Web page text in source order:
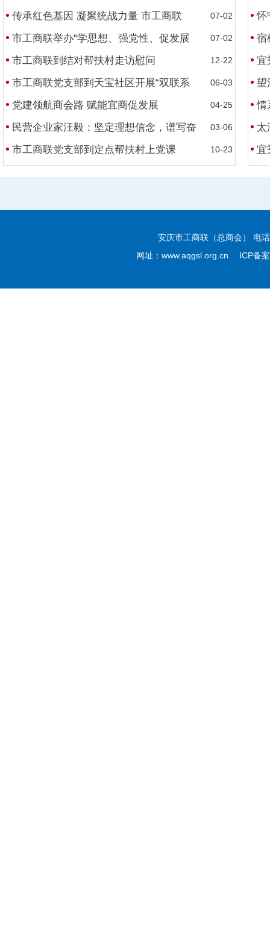
07-02
传承红色基因 凝聚统战力量 市工商联
07-02
市工商联举办“学思想、强党性、促发展
12-22
市工商联到结对帮扶村走访慰问
06-03
市工商联党支部到天宝社区开展“双联系
04-25
党建领航商会路 赋能宜商促发展
03-06
民营企业家汪毅：坚定理想信念，谱写奋
10-23
市工商联党支部到定点帮扶村上党课
怀
宿
宜
望
情
太
宜
安庆市工商联（总商会） 电
网址：www.aqgsl.org.cn ICP备